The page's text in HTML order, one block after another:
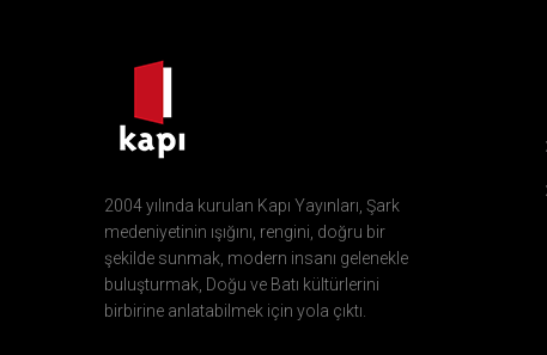
2004 yılında kurulan Kapı Yayınları, Şark
medeniyetinin ışığını, rengini, doğru bir
şekilde sunmak, modern insanı gelenekle
buluşturmak, Doğu ve Batı kültürlerini
birbirine anlatabilmek için yola çıktı.